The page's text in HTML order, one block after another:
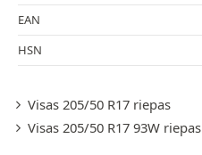
EAN
HSN
Visas 205/50 R17 riepas
Visas 205/50 R17 93W riepas